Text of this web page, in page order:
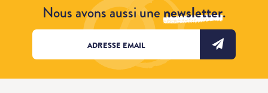
Nous avons aussi unenewsletter.